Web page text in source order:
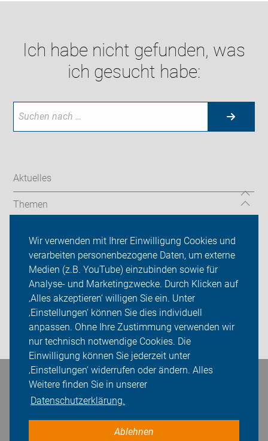
Wir verwenden mit Ihrer Einwilligung Cookies und
verarbeiten personenbezogene Daten, um externe
Medien (z.B. YouTube) einzubinden sowie für
Analyse- und Marketingzwecke. Durch Klicken auf
‚Alles akzeptieren‘ willigen Sie ein. Unter
‚Einstellungen‘ können Sie dies individuell
anpassen. Ohne Ihre Zustimmung verwenden wir
nur technisch notwendige Cookies. Die
Einwilligung können Sie jederzeit unter
‚Einstellungen‘ widerrufen oder ändern. Alles
Weitere finden Sie in unserer
Datenschutzerklärung.
Ablehnen
Ich habe nicht gefunden, was
ich gesucht habe:
Aktuelles
Themen
Presse
ADFC Lippe
Sei dabei
Login
Bleiben Sie in Kontakt